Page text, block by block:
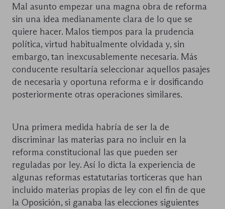
Mal asunto empezar una magna obra de reforma
sin una idea medianamente clara de lo que se
quiere hacer. Malos tiempos para la prudencia
política, virtud habitualmente olvidada y, sin
embargo, tan inexcusablemente necesaria. Más
conducente resultaría seleccionar aquellos pasajes
de necesaria y oportuna reforma e ir dosificando
posteriormente otras operaciones similares.
Una primera medida habría de ser la de
discriminar las materias para no incluir en la
reforma constitucional las que pueden ser
reguladas por ley. Así lo dicta la experiencia de
algunas reformas estatutarias torticeras que han
incluido materias propias de ley con el fin de que
la Oposición, si ganaba las elecciones siguientes